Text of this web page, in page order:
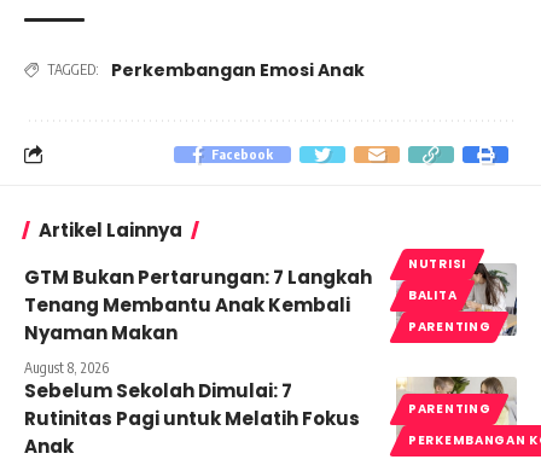
TAGGED: Perkembangan Emosi Anak
Facebook
Artikel Lainnya
NUTRISI
BALITA
PARENTING
GTM Bukan Pertarungan: 7 Langkah
Tenang Membantu Anak Kembali
Nyaman Makan
August 8, 2026
PARENTING
PERKEMBANGAN
Sebelum Sekolah Dimulai: 7
Rutinitas Pagi untuk Melatih Fokus
Anak